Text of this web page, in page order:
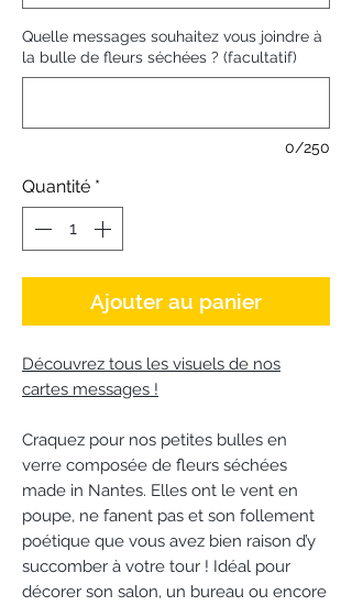
Quelle messages souhaitez vous joindre à
la bulle de fleurs séchées ? (facultatif)
0/250
Quantité *
Ajouter au panier
Découvrez tous les visuels de nos
cartes messages !
Craquez pour nos petites bulles en
verre composée de fleurs séchées
made in Nantes. Elles ont le vent en
poupe, ne fanent pas et son follement
poétique que vous avez bien raison d’y
succomber à votre tour ! Idéal pour
décorer son salon, un bureau ou encore